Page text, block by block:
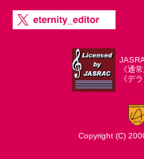
《通
《デ
Copyright (C)